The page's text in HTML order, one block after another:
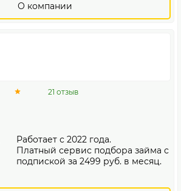
О компании
21 отзыв
Работает с 2022 года.
Платный сервис подбора займа с
подпиской за 2499 руб. в месяц.